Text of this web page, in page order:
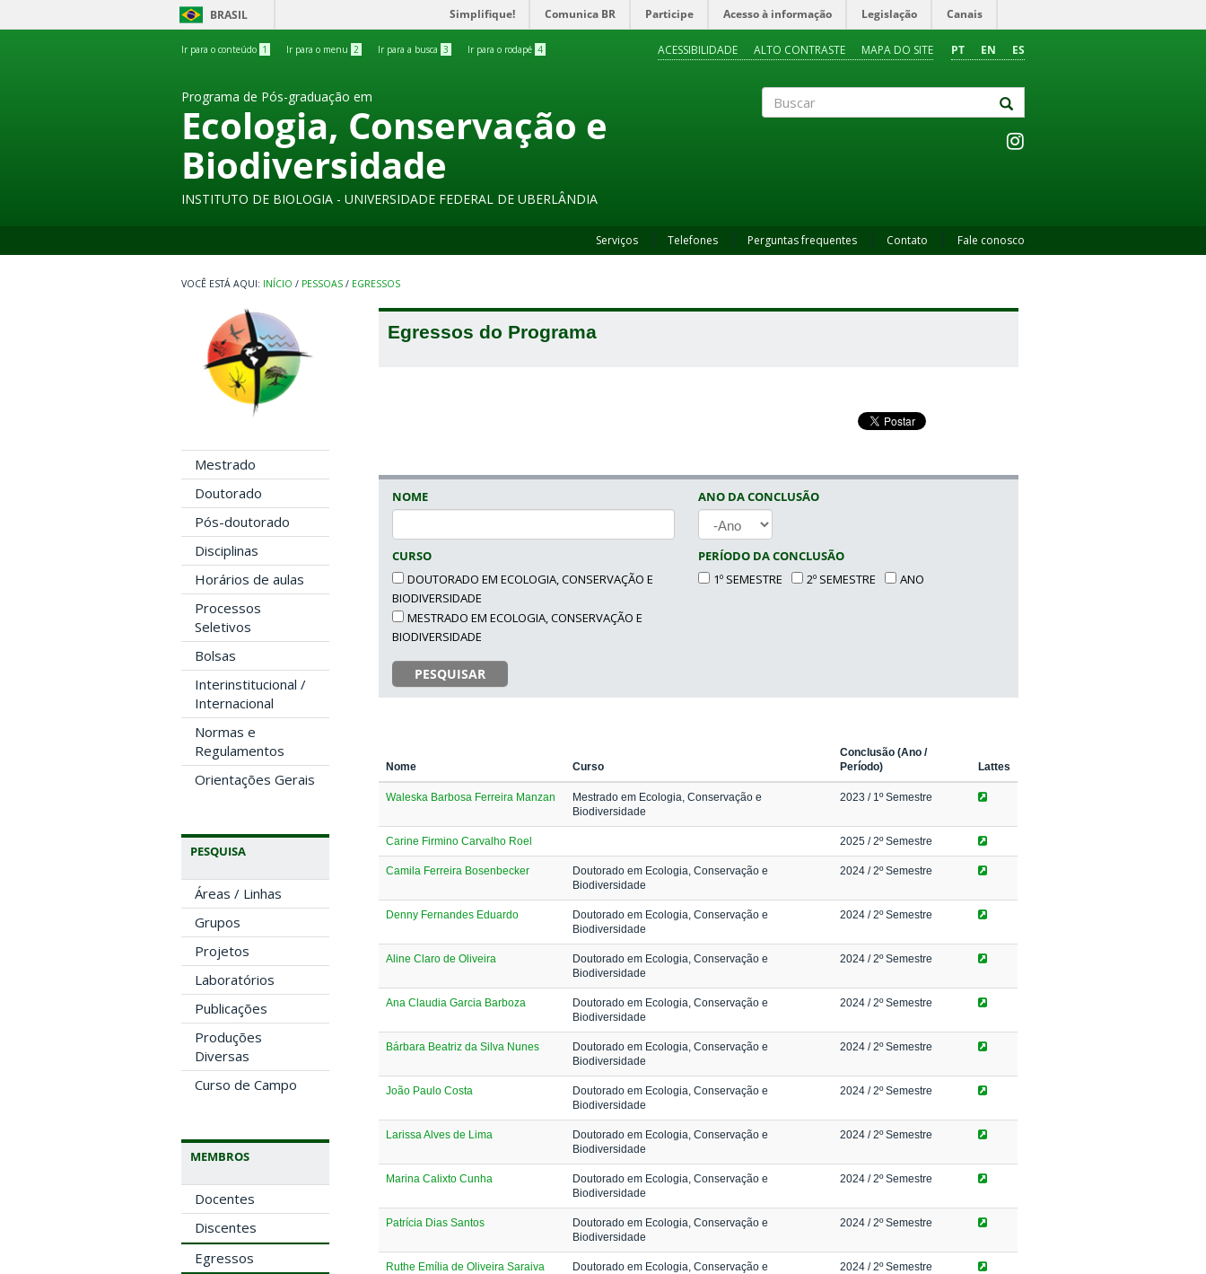
BRASIL Simplifique! Comunica BR Participe Acesso à informação Legislação Canais
Ir para o conteúdo 1 Ir para o menu 2 Ir para a busca 3 Ir para o rodapé 4 PT EN ES
ACESSIBILIDADE ALTO CONTRASTE MAPA DO SITE
Programa de Pós-graduação em
Ecologia, Conservação e
Biodiversidade
INSTITUTO DE BIOLOGIA - UNIVERSIDADE FEDERAL DE UBERLÂNDIA
Serviços Telefones Perguntas frequentes Contato Fale conosco
INÍCIO / PESSOAS / EGRESSOS
Mestrado
Doutorado
Pós-doutorado
Disciplinas
Horários de aulas
Processos
Seletivos
Bolsas
Interinstitucional /
Internacional
Normas e
Regulamentos
Orientações Gerais
PESQUISA
Áreas / Linhas
Grupos
Projetos
Laboratórios
Publicações
Produções
Diversas
Curso de Campo
MEMBROS
Docentes
Discentes
Egressos
Egressos do Programa
NOME
CURSO
DOUTORADO EM ECOLOGIA, CONSERVAÇÃO E
BIODIVERSIDADE
MESTRADO EM ECOLOGIA, CONSERVAÇÃO E
BIODIVERSIDADE
PESQUISAR
ANO DA CONCLUSÃO
ANO
PERÍODO DA CONCLUSÃO
1º SEMESTRE
2º SEMESTRE ANO
Nome Curso
Conclusão (Ano /
Período)
Lattes
Waleska Barbosa Ferreira Manzan
Mestrado em Ecologia, Conservação e
Biodiversidade
2023 / 1º Semestre
Carine Firmino Carvalho Roel 2025 / 2º Semestre
Camila Ferreira Bosenbecker
Doutorado em Ecologia, Conservação e
Biodiversidade
2024 / 2º Semestre
Denny Fernandes Eduardo
Doutorado em Ecologia, Conservação e
Biodiversidade
2024 / 2º Semestre
Aline Claro de Oliveira
Doutorado em Ecologia, Conservação e
Biodiversidade
2024 / 2º Semestre
Ana Claudia Garcia Barboza
Doutorado em Ecologia, Conservação e
Biodiversidade
2024 / 2º Semestre
Bárbara Beatriz da Silva Nunes
Doutorado em Ecologia, Conservação e
Biodiversidade
2024 / 2º Semestre
João Paulo Costa
Doutorado em Ecologia, Conservação e
Biodiversidade
2024 / 2º Semestre
Larissa Alves de Lima
Doutorado em Ecologia, Conservação e
Biodiversidade
2024 / 2º Semestre
Marina Calixto Cunha
Doutorado em Ecologia, Conservação e
Biodiversidade
2024 / 2º Semestre
Patrícia Dias Santos
Doutorado em Ecologia, Conservação e
Biodiversidade
2024 / 2º Semestre
Ruthe Emília de Oliveira Saraiva
Doutorado em Ecologia, Conservação e
2024 / 2º Semestre